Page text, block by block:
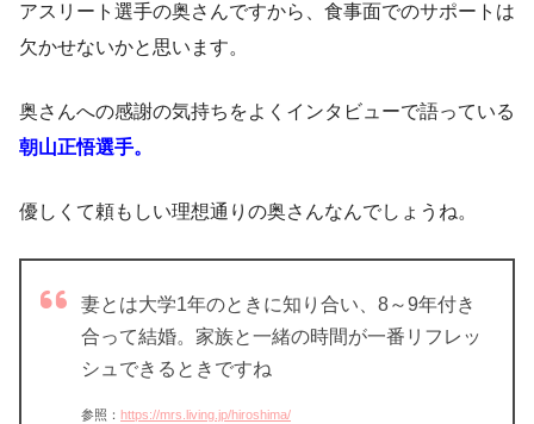
アスリート選手の奥さんですから、食事面でのサポートは
欠かせないかと思います。
奥さんへの感謝の気持ちをよくインタビューで語っている
朝山正悟選手。
優しくて頼もしい理想通りの奥さんなんでしょうね。
妻とは大学1年のときに知り合い、8～9年付き
合って結婚。家族と一緒の時間が一番リフレッ
シュできるときですね
参照： https://mrs.living.jp/hiroshima/